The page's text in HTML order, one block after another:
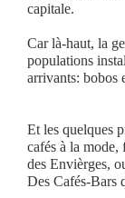
capitale.
Car là-haut, la
populations
arrivants: bobos
Et les quelques
cafés à la
des Envièrges,
Des Cafés-Bars